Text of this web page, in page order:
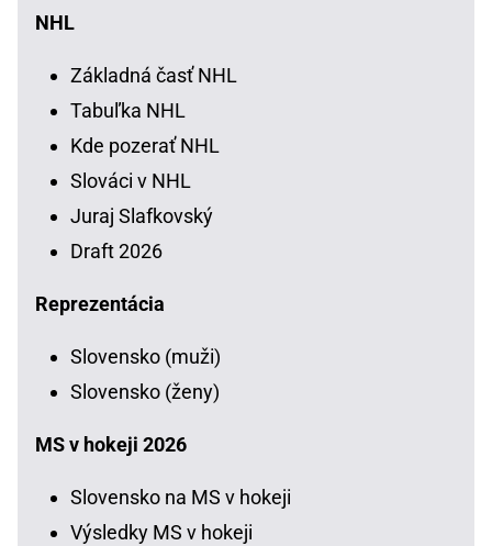
NHL
Základná časť NHL
Tabuľka NHL
Kde pozerať NHL
Slováci v NHL
Juraj Slafkovský
Draft 2026
Reprezentácia
Slovensko (muži)
Slovensko (ženy)
MS v hokeji 2026
Slovensko na MS v hokeji
Výsledky MS v hokeji